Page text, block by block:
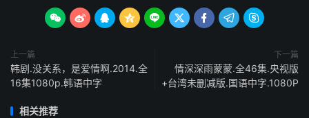
        
上一篇
韩剧.没关系，是爱情啊.2014.全
16集1080p.韩语中字
下一篇
情深深雨蒙蒙.全46集.央视版
+台湾未删减版.国语中字.1080P
相关推荐